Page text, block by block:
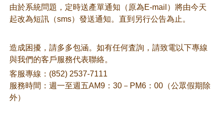
由於系統問題，定時送產單通知（原為E-mail）將由今天
起改為短訊（sms）發送通知。直到另行公告為止。
造成困擾，請多多包涵。如有任何査詢，請致電以下專線
與我們的客戶服務代表聯絡。
客服專線：(852) 2537-7111
服務時間：週一至週五AM9：30－PM6：00（公眾假期除
外）